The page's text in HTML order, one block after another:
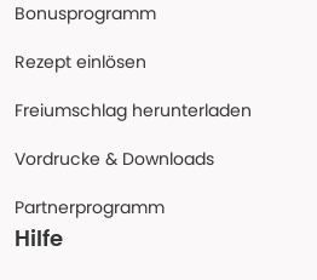
Bonusprogramm
Rezept einlösen
Freiumschlag herunterladen
Vordrucke & Downloads
Partnerprogramm
Hilfe